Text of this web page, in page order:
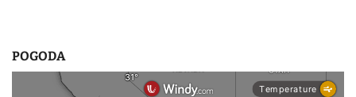
POGODA